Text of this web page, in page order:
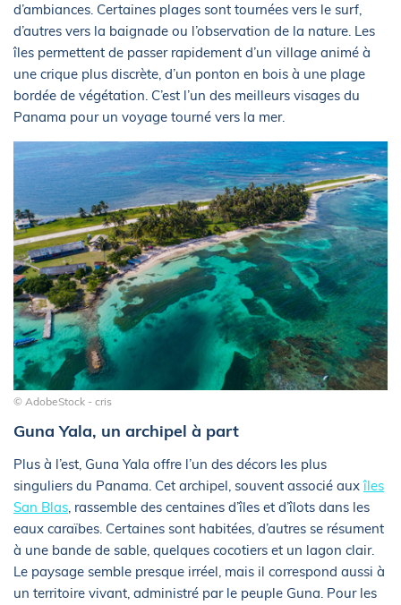
d’ambiances. Certaines plages sont tournées vers le surf,
d’autres vers la baignade ou l’observation de la nature. Les
îles permettent de passer rapidement d’un village animé à
une crique plus discrète, d’un ponton en bois à une plage
bordée de végétation. C’est l’un des meilleurs visages du
Panama pour un voyage tourné vers la mer.
© AdobeStock - cris
Guna Yala, un archipel à part
Plus à l’est, Guna Yala offre l’un des décors les plus
singuliers du Panama. Cet archipel, souvent associé auxîles
San Blas, rassemble des centaines d’îles et d’îlots dans les
eaux caraïbes. Certaines sont habitées, d’autres se résument
à une bande de sable, quelques cocotiers et un lagon clair.
Le paysage semble presque irréel, mais il correspond aussi à
un territoire vivant, administré par le peuple Guna. Pour les